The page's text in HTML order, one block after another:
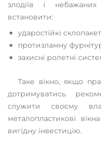
злодіїв і
встановити:
ударостійкі
протизламну
захисні ролетні
Таке вікно, якщо
дотримуватись
служити своєму
металопластикові
вигідну інвестицію.